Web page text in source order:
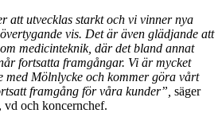
att utvecklas starkt och vi vinner nya
vis. Det är även glädjande att
medicinteknik, där det bland annat
fortsatta framgångar. Vi är mycket
med Mölnlycke och kommer göra vårt
framgång för våra kunder”, säger
vd och koncernchef.